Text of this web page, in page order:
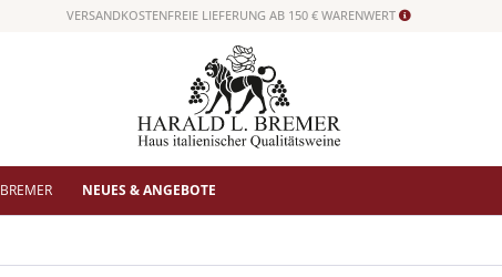
VERSANDKOSTENFREIE LIEFERUNG AB 150 € WARENWERT
BREMER NEUES & ANGEBOTE